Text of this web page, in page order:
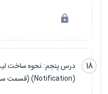
18
درس پنجم: نحوه ساخت
(Notification) (قسمت سوم)